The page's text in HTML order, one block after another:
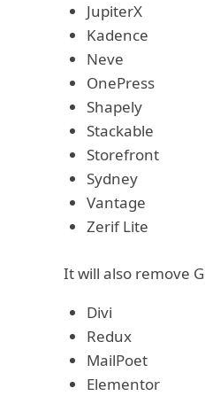
JupiterX
Kadence
Neve
OnePress
Shapely
Stackable
Storefront
Sydney
Vantage
Zerif Lite
It will also remove
Divi
Redux
MailPoet
Elementor